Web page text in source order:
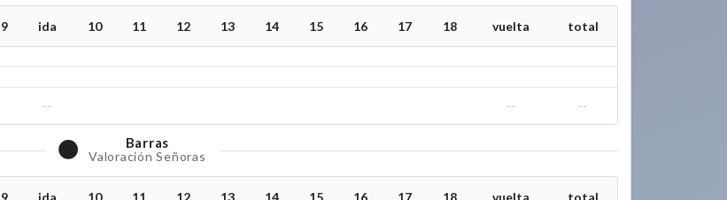
9 ida 10 11 12 13 14 15 16 17 18 vuelta
total
-- -- --
Barras
Valoración Señoras
9 ida 10 11 12 13 14 15 16 17 18 vuelta
total